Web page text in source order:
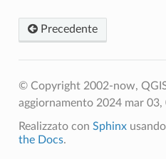
Precedente
© Copyright 2002-now,
aggiornamento 2024 mar 03,
Realizzato con Sphinx
the Docs.